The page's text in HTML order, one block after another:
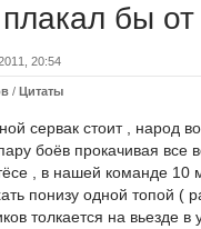
бы от
20:54
/ Цитаты
сервак стоит , народ
боёв прокачивая все
, в нашей команде 10
понизу одной топой (
толкается на вьезде